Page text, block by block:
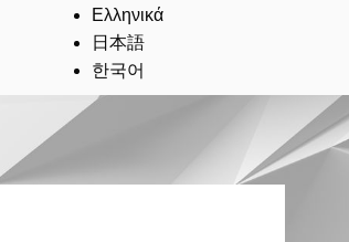
Ελληνικά
日本語
한국어